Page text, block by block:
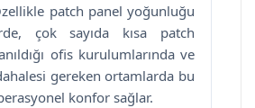
patch panel yoğunluğu
çok sayıda kısa patch
ofis kurulumlarında ve
gereken ortamlarda bu
konfor sağlar.